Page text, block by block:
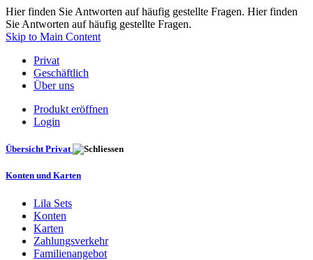
Hier finden Sie Antworten auf häufig gestellte Fragen. Hier finden
Sie Antworten auf häufig gestellte Fragen.
Skip to Main Content
Privat
Geschäftlich
Über uns
Produkt eröffnen
Login
Übersicht Privat
Konten und Karten
Lila Sets
Konten
Karten
Zahlungsverkehr
Familienangebot